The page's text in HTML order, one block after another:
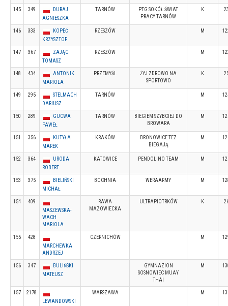
145 349
DURAJ
AGNIESZKA
TARNÓW
PTG SOKÓŁ ŚWIAT
PRACY TARNÓW
K
146 333
KOPEĆ
KRZYSZTOF
RZESZÓW M
147 367
ZAJĄC
TOMASZ
RZESZÓW M
148 434
ANTONIK
MARIOLA
PRZEMYŚL
ŻYJ ZDROWO NA
SPORTOWO
K
149 295
STELMACH
DARIUSZ
TARNÓW M
150 289
GUCWA
PAWEŁ
TARNÓW
BIEGIEM SZYBCIEJ DO
BROWARA
M
151 356
KUTYŁA
MAREK
KRAKÓW
BRONOWICE TEZ
BIEGAJĄ
M
152 364
URODA
ROBERT
KATOWICE PENDOLINO TEAM M
153 375
BIELIŃSKI
MICHAŁ
BOCHNIA WERAARMY M
154
409
MASZEWSKA-
WACH
MARIOLA
RAWA
MAZOWIECKA
ULTRAPIOTRKÓW K
155
428
MARCHEWKA
ANDRZEJ
CZERNICHÓW M
156 347
BULIŃSKI
MATEUSZ
GYMNAZION
SOSNOWIEC MUAY
THAI
M
157
2178
LEWANDOWSKI
WARSZAWA M